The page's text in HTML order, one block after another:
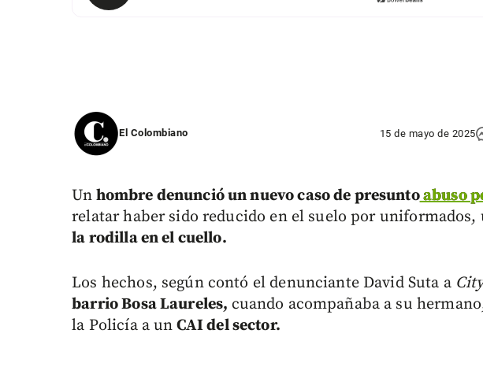
El Colombiano 15 de mayo de 2025
Un hombre denunció un nuevo caso de presuntoabuso
relatar haber sido reducido en el suelo por uniformados,
la rodilla en el cuello.
Los hechos, según contó el denunciante David Suta a
barrio Bosa Laureles, cuando acompañaba a su
la Policía a un CAI del sector.